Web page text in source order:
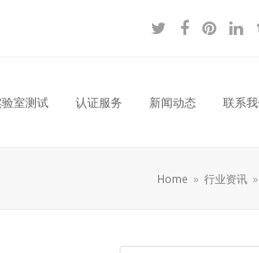
Twitter
Facebook
室测试 认证服务 新闻动态 联系
Home » 行业资讯 »